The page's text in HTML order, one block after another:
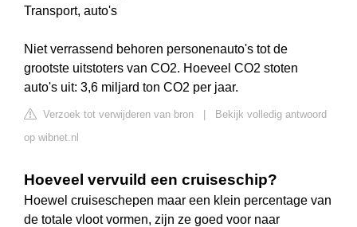
Transport, auto's
Niet verrassend behoren personenauto's tot de
grootste uitstoters van CO2. Hoeveel CO2 stoten
auto's uit: 3,6 miljard ton CO2 per jaar.
Verzoek tot verwijderen van bron
Bekijk volledig antwoord
op wibnet.nl
Hoeveel vervuild een cruiseschip?
Hoewel cruiseschepen maar een klein percentage van
de totale vloot vormen, zijn ze goed voor naar